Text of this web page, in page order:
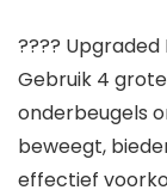
????
Gebruik 4
onderbeugels
beweegt,
effectief